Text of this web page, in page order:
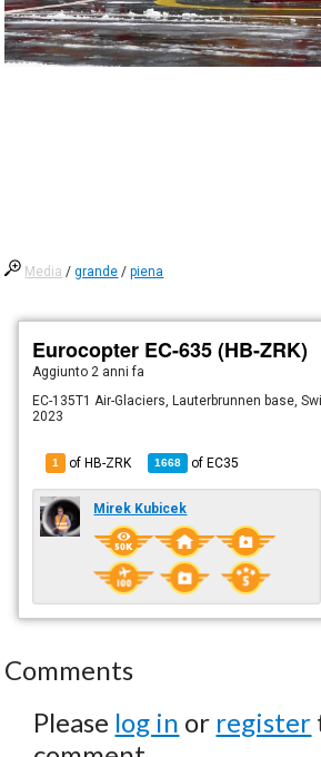
Media /grande /piena
Eurocopter EC-635 (HB-ZRK)
Aggiunto 2 anni fa
EC-135T1 Air-Glaciers, Lauterbrunnen base,
2023
1 of HB-ZRK 1668 ofEC35
Mirek Kubicek
Comments
Please log in or register